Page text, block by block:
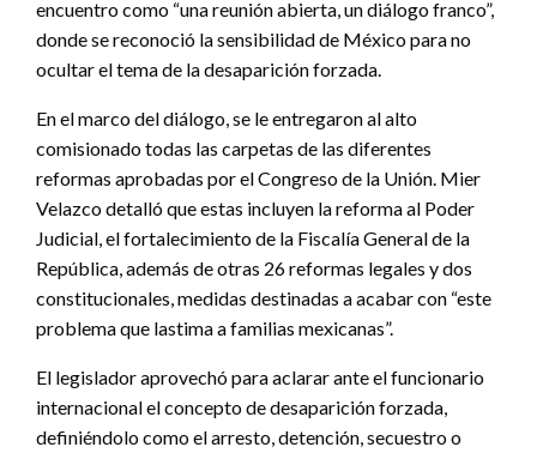
encuentro como “una reunión abierta, un diálogo franco”,
donde se reconoció la sensibilidad de México para no
ocultar el tema de la desaparición forzada.
En el marco del diálogo, se le entregaron al alto
comisionado todas las carpetas de las diferentes
reformas aprobadas por el Congreso de la Unión. Mier
Velazco detalló que estas incluyen la reforma al Poder
Judicial, el fortalecimiento de la Fiscalía General de la
República, además de otras 26 reformas legales y dos
constitucionales, medidas destinadas a acabar con “este
problema que lastima a familias mexicanas”.
El legislador aprovechó para aclarar ante el funcionario
internacional el concepto de desaparición forzada,
definiéndolo como el arresto, detención, secuestro o